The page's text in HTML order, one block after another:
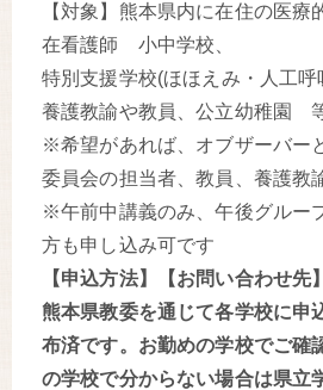
【対象】熊本県内に在住の医
在看護師 小中学校、
特別支援学校(ほほえみ・人工呼
養護教諭や教員、公立幼稚園
※希望があれば、オブザーバー
委員会の担当者、教員、養護教
※午前中講義のみ、午後グルー
方も申し込み可です
【申込方法】【お問い合わせ先】
熊本県教委を通じて各学校に申
布済です。お勤めの学校でご確
の学校で分からない場合は県立